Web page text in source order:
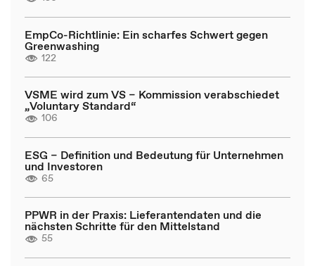
EmpCo-Richtlinie: Ein scharfes Schwert gegen
Greenwashing
122
VSME wird zum VS – Kommission verabschiedet
„Voluntary Standard“
106
ESG – Definition und Bedeutung für Unternehmen
und Investoren
65
PPWR in der Praxis: Lieferantendaten und die
nächsten Schritte für den Mittelstand
55